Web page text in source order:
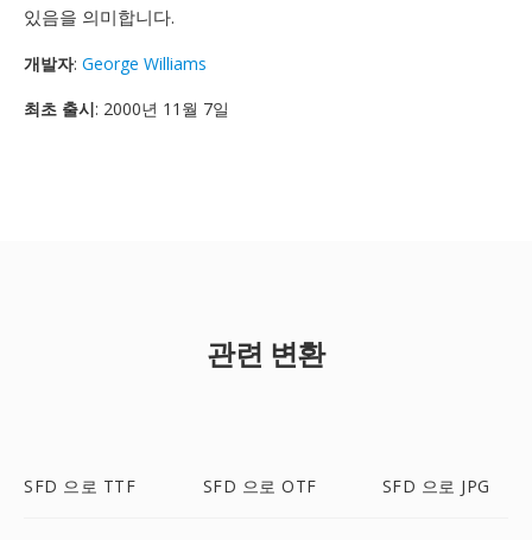
있음을 의미합니다.
개발자: George Williams
최초 출시: 2000년 11월 7일
관련 변환
SFD 으로 TTF SFD 으로 OTF SFD 으로 JPG